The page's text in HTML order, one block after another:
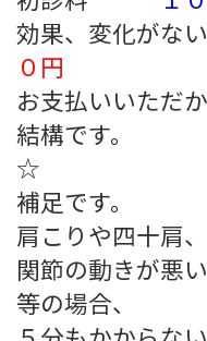
効果、変化がない
０円
お支払いいただ
結構です。
☆
補足です。
肩こりや四十肩、
関節の動きが悪い
等の場合、